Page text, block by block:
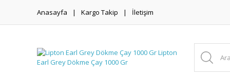
Anasayfa Kargo Takip İletişim